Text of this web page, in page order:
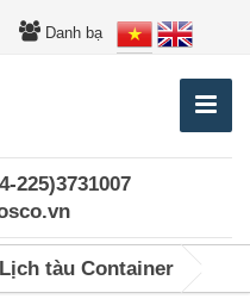
Danh bạ
225)3731007
Lịch tàu Container